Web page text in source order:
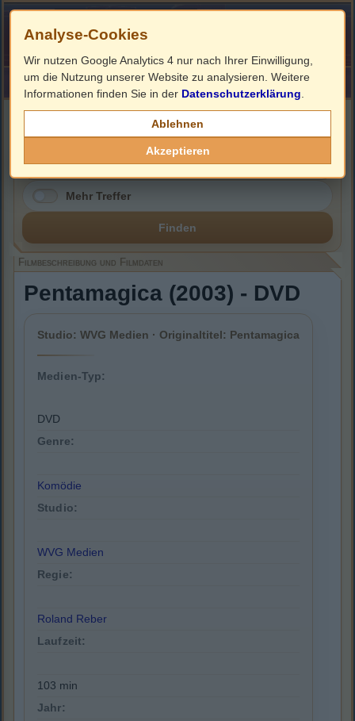
HOME ImpressumLinks
Filmbeschreibung, Cover & DVD Infos
Mehr Treffer
Finden
Filmbeschreibung und Filmdaten
Pentamagica (2003) - DVD
Studio: WVG Medien · Originaltitel: Pentamagica
Medien-Typ:
DVD
Genre:
Komödie
Studio:
WVG Medien
Regie:
Roland Reber
Laufzeit:
103 min
Jahr:
Analyse-Cookies
Wir nutzen Google Analytics 4 nur nach Ihrer Einwilligung,
um die Nutzung unserer Website zu analysieren. Weitere
Informationen finden Sie in der Datenschutzerklärung
Ablehnen
Akzeptieren